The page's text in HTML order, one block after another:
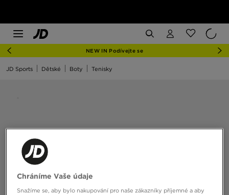
NEW IN Podívejte se
JD Sports Dětské Boty Tenisky
Chráníme Vaše údaje
Snažíme se, aby bylo nakupování pro naše zákazníky příjemné a aby